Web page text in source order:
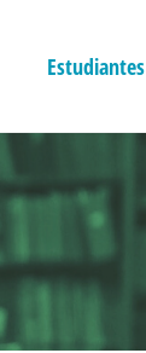
Estudiantes